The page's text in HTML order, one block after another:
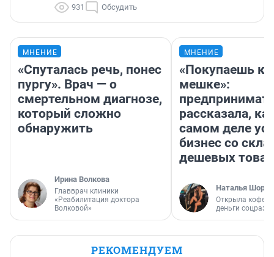
931 Обсудить
МНЕНИЕ
«Спуталась речь, понес
пургу». Врач — о
смертельном диагнозе,
который сложно
обнаружить
Ирина Волкова
Главврач клиники
«Реабилитация доктора
Волковой»
МНЕНИЕ
«Покупаешь
мешке»:
рассказала,
самом деле
бизнес со
дешевых
Наталья
Открыла
деньги
РЕКОМЕНДУЕМ